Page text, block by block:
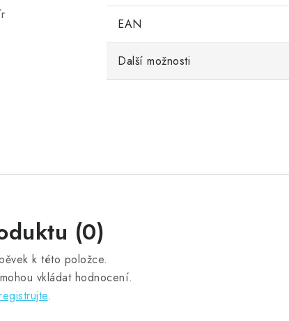
EAN
Další možnosti
(0)
k této položce.
vkládat hodnocení.
.